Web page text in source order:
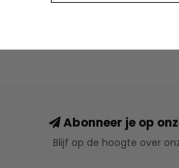
Abonneer je op
Blijf op de hoogte over